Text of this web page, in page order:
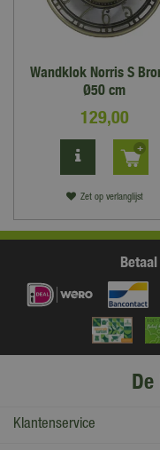
Wandklok Norris S
Ø50 cm
129,00
Zet op verlanglijst
Klantenservice